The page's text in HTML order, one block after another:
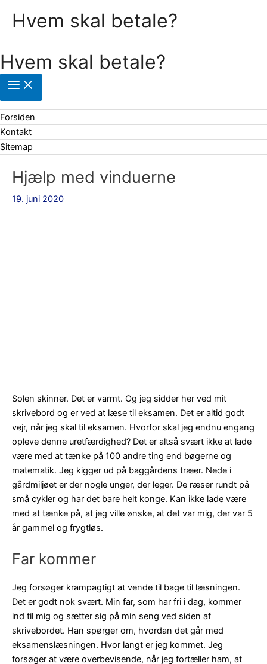
Hvem skal betale?
Hvem skal betale?
Forsiden
Kontakt
Sitemap
Hjælp med vinduerne
19. juni 2020
Solen skinner. Det er varmt. Og jeg sidder her ved mit
skrivebord og er ved at læse til eksamen. Det er altid godt
vejr, når jeg skal til eksamen. Hvorfor skal jeg endnu engang
opleve denne uretfærdighed? Det er altså svært ikke at lade
være med at tænke på 100 andre ting end bøgerne og
matematik. Jeg kigger ud på baggårdens træer. Nede i
gårdmiljøet er der nogle unger, der leger. De ræser rundt på
små cykler og har det bare helt konge. Kan ikke lade være
med at tænke på, at jeg ville ønske, at det var mig, der var 5
år gammel og frygtløs.
Far kommer
Jeg forsøger krampagtigt at vende til bage til læsningen.
Det er godt nok svært. Min far, som har fri i dag, kommer
ind til mig og sætter sig på min seng ved siden af
skrivebordet. Han spørger om, hvordan det går med
eksamenslæsningen. Hvor langt er jeg kommet. Jeg
forsøger at være overbevisende, når jeg fortæller ham, at